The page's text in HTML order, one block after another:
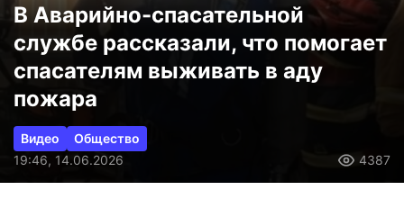
В Аварийно-спасательной
службе рассказали, что помогает
спасателям выживать в аду
пожара
Видео
Общество
19:46, 14.06.2026
4387